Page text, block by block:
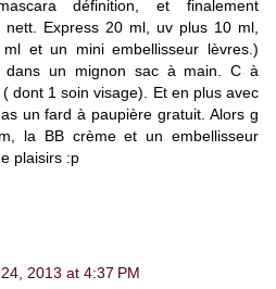
définition, et finalement
Express 20 ml, uv plus 10 ml,
et un mini embellisseur lèvres.)
dans un mignon sac à main. C à
dont 1 soin visage). Et en plus avec
un fard à paupière gratuit. Alors g
la BB crème et un embellisseur
plaisirs :p
2013 at 4:37 PM